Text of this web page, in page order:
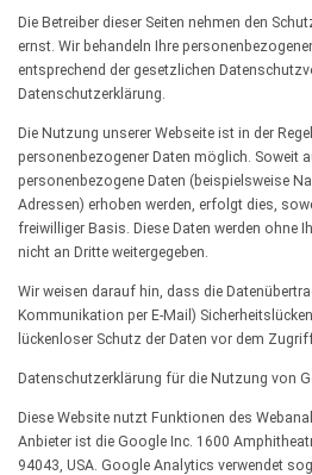
Die Betreiber dieser Seiten nehmen den
ernst. Wir behandeln Ihre
entsprechend der gesetzlichen
Datenschutzerklärung.
Die Nutzung unserer Webseite ist in der
personenbezogener Daten möglich. Soweit
personenbezogene Daten (beispielsweise
Adressen) erhoben werden, erfolgt dies,
freiwilliger Basis. Diese Daten werden ohne
nicht an Dritte weitergegeben.
Wir weisen darauf hin, dass die
Kommunikation per E-Mail)
lückenloser Schutz der Daten vor dem
Datenschutzerklärung für die Nutzung von
Diese Website nutzt Funktionen des
Anbieter ist die Google Inc. 1600
94043, USA. Google Analytics verwendet